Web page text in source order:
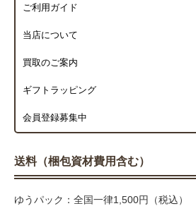
ご利用ガイド
当店について
買取のご案内
ギフトラッピング
会員登録募集中
送料（梱包資材費用含む）
ゆうパック：全国一律1,500円（税込）